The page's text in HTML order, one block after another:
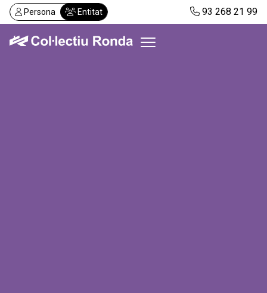
Vés
al
contingut
Persona Entitat 93 268 21 99